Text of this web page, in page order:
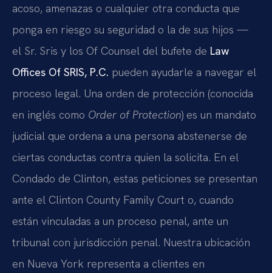
acoso, amenazas o cualquier otra conducta que
ponga en riesgo su seguridad o la de sus hijos —
el Sr. Sris y los Of Counsel del bufete de Law
Offices Of SRIS, P.C. pueden ayudarle a navegar el
proceso legal. Una orden de protección (conocida
en inglés como Order of Protection) es un mandato
judicial que ordena a una persona abstenerse de
ciertas conductas contra quien la solicita. En el
Condado de Clinton, estas peticiones se presentan
ante el Clinton County Family Court o, cuando
están vinculadas a un proceso penal, ante un
tribunal con jurisdicción penal. Nuestra ubicación
en Nueva York representa a clientes en